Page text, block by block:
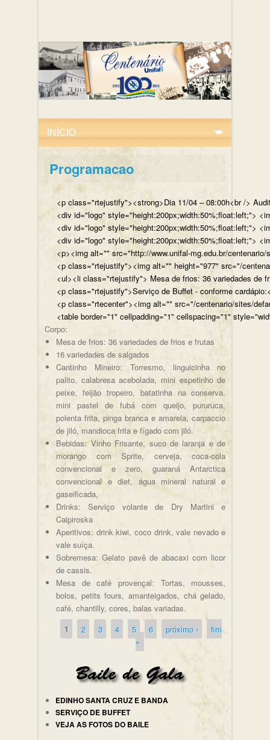
Programacao
<p class="rtejustify"><strong>Dia 11/04 – 08:00h<br />
<div id="logo" style="height:200px;width:50%;float:left;">
<div id="logo" style="height:200px;width:50%;float:left;">
<div id="logo" style="height:200px;width:50%;float:left;">
<p><img alt="" src="http://www.unifal-mg.edu.br/
<p class="rtejustify"><img alt="" height="977" src="/
<ul><li class="rtejustify"> Mesa de frios: 36 variedades de
<p class="rtejustify">Serviço de Buffet - conforme
<p class="rtecenter"><img alt="" src="/centenario/sites/
<table border="1" cellpadding="1" cellspacing="1"
Corpo:
Mesa de frios: 36 variedades de frios e frutas
16 variedades de salgados
Cantinho Mineiro: Torresmo, linguicinha no
palito, calabresa acebolada, mini espetinho de
peixe, feijão tropeiro, batatinha na conserva,
mini pastel de fubá com queijo, pururuca,
polenta frita, pinga branca e amarela, carpaccio
de jiló, mandioca frita e fígado com jiló.
Bebidas: Vinho Frisante, suco de laranja e de
morango com Sprite, cerveja, coca-cola
convencional e zero, guaraná Antarctica
convencional e diet, água mineral natural e
gaseificada,
Drinks: Serviço volante de Dry Martini e
Caipiroska
Aperitivos: drink kiwi, coco drink, vale nevado e
vale suíça.
Sobremesa: Gelato pavê de abacaxi com licor
de cassis.
Mesa de café provençal: Tortas, mousses,
bolos, petits fours, amanteigados, chá gelado,
café, chantilly, cores, balas variadas.
Páginas
1 2 3 4 5 6 próximo ›
fim
»
EDINHO SANTA CRUZ E BANDA
SERVIÇO DE BUFFET
VEJA AS FOTOS DO BAILE